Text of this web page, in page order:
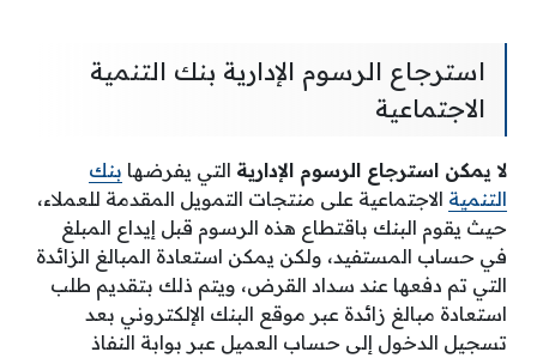
استرجاع الرسوم الإدارية بنك التنمية
الاجتماعية
لا يمكن استرجاع الرسوم الإدارية التي يفرضها بنك
التنمية الاجتماعية على منتجات التمويل المقدمة للعملاء،
حيث يقوم البنك باقتطاع هذه الرسوم قبل إيداع المبلغ
في حساب المستفيد، ولكن يمكن استعادة المبالغ الزائدة
التي تم دفعها عند سداد القرض، ويتم ذلك بتقديم طلب
استعادة مبالغ زائدة عبر موقع البنك الإلكتروني بعد
تسجيل الدخول إلى حساب العميل عبر بوابة النفاذ